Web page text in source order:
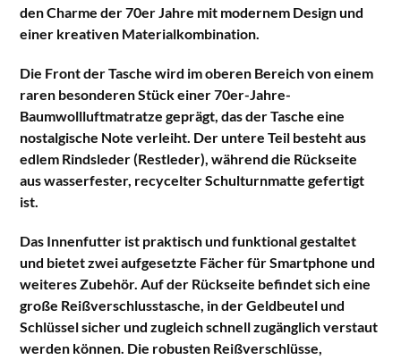
den Charme der 70er Jahre mit modernem Design und
einer kreativen Materialkombination.
Die Front der Tasche wird im oberen Bereich von einem
raren besonderen Stück einer 70er-Jahre-
Baumwollluftmatratze geprägt, das der Tasche eine
nostalgische Note verleiht. Der untere Teil besteht aus
edlem Rindsleder (Restleder), während die Rückseite
aus wasserfester, recycelter Schulturnmatte gefertigt
ist.
Das Innenfutter ist praktisch und funktional gestaltet
und bietet zwei aufgesetzte Fächer für Smartphone und
weiteres Zubehör. Auf der Rückseite befindet sich eine
große Reißverschlusstasche, in der Geldbeutel und
Schlüssel sicher und zugleich schnell zugänglich verstaut
werden können. Die robusten Reißverschlüsse,